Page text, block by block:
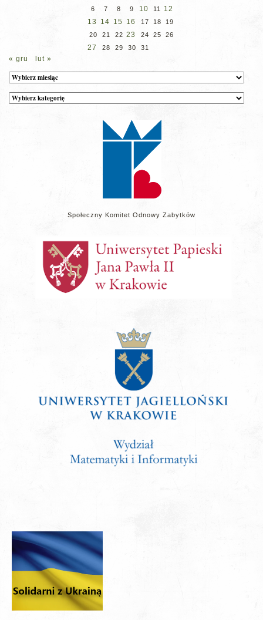
6 7 8 9 10 11
12
13
14 15 16 17 18
19
20
21 22 23 24 25 26
27 28 29 30 31
« gru lut »
Archiwum
Kategorie
wpisów
Społeczny Komitet Odnowy Zabytków